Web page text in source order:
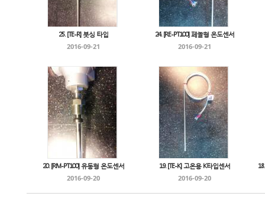
25. [TE-R] 붓싱 타입
2016-09-21
24. [RE-PT100] 페놀형 온도센서
2016-09-21
20. [RM-PT100] 유동형 온도센서
2016-09-20
19. [TE-K] 고온용 K타입센서
2016-09-20